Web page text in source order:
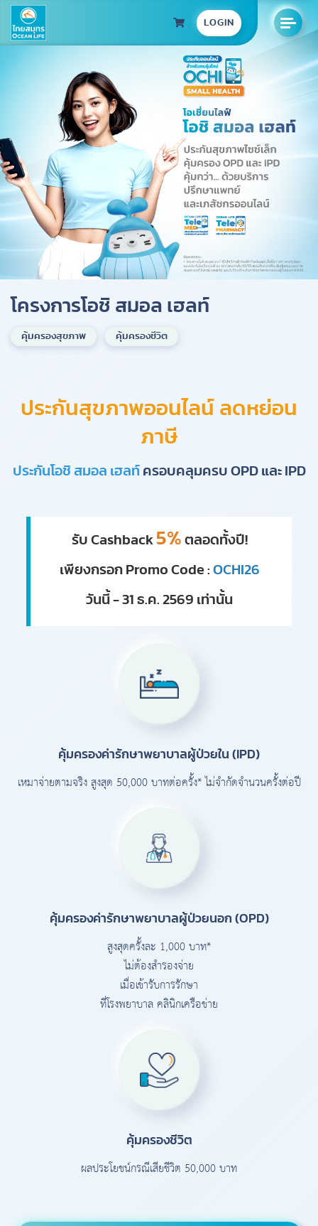
LOGIN
โครงการโอชิ สมอล เฮลท์
คุ้มครองสุขภาพ คุ้มครองชีวิต
ประกันสุขภาพออนไลน์ ลดหย่อน
ภาษี
ประกันโอชิ สมอล เฮลท์ครอบคลุมครบ OPD และ IPD
รับ Cashback 5% ตลอดทั้งปี!
เพียงกรอก Promo Code : OCHI26
วันนี้ - 31 ธ.ค. 2569 เท่านั้น
คุ้มครองค่ารักษาพยาบาลผู้ป่วยใน (IPD)
เหมาจ่ายตามจริง สูงสุด 50,000 บาทต่อครั้ง* ไม่จำกัดจำนวนครั้งต่อปี
คุ้มครองค่ารักษาพยาบาลผู้ป่วยนอก (OPD)
สูงสุดครั้งละ 1,000 บาท*
ไม่ต้องสำรองจ่าย
เมื่อเข้ารับการรักษา
ที่โรงพยาบาล คลินิกเครือข่าย
คุ้มครองชีวิต
ผลประโยชน์กรณีเสียชีวิต 50,000 บาท